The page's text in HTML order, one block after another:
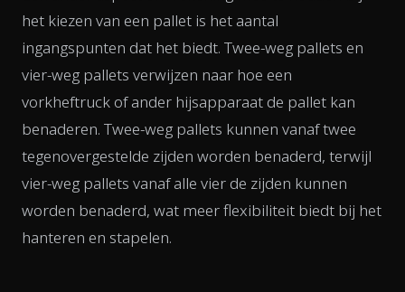
het kiezen van een pallet is het aantal
ingangspunten dat het biedt. Twee-weg pallets en
vier-weg pallets verwijzen naar hoe een
vorkheftruck of ander hijsapparaat de pallet kan
benaderen. Twee-weg pallets kunnen vanaf twee
tegenovergestelde zijden worden benaderd, terwijl
vier-weg pallets vanaf alle vier de zijden kunnen
worden benaderd, wat meer flexibiliteit biedt bij het
hanteren en stapelen.